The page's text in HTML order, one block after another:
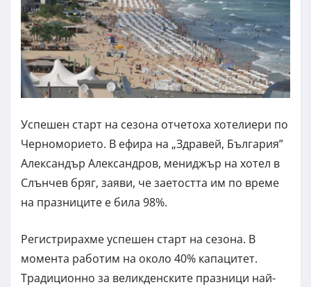
Успешен старт на сезона отчетоха хотелиери по
Черноморието. В ефира на „Здравей, България”
Александър Александров, мениджър на хотел в
Слънчев бряг, заяви, че заетостта им по време
на празниците е била 98%.
Регистрирахме успешен старт на сезона. В
момента работим на около 40% капацитет.
Традиционно за великденските празници най-